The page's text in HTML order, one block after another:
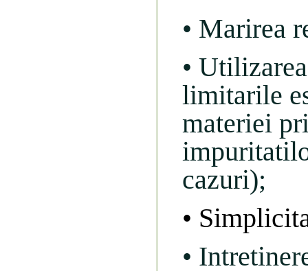
• Marirea
•
limitarile
materiei
cazuri);
•
•